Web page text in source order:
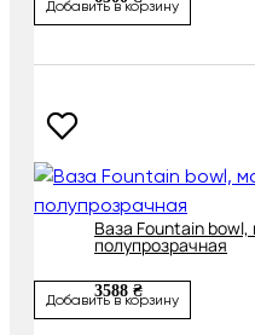
Добавить в корзину
Ваза Fountain
полупрозрачная
3588 ₴
Добавить в корзину